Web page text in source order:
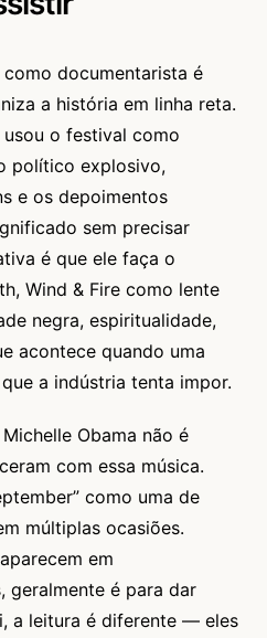
documentarista é
a história em linha reta.
usou o festival como
político explosivo,
e os depoimentos
sem precisar
é que ele faça o
Wind & Fire como lente
negra, espiritualidade,
acontece quando uma
a indústria tenta impor.
Obama não é
com essa música.
como uma de
múltiplas ocasiões.
em
geralmente é para dar
a leitura é diferente — eles